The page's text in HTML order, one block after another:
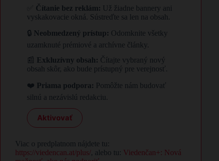
Čítanie bez reklám: Už žiadne bannery ani
vyskakovacie okná. Sústreďte sa len na obsah.
🔒 Neobmedzený prístup: Odomknite všetky
uzamknuté prémiové a archívne články.
📰 Exkluzívny obsah: Čítajte vybraný nový
obsah skôr, ako bude prístupný pre verejnosť.
❤️ Priama podpora: Pomôžte nám budovať
silnú a nezávislú redakciu.
Aktivovať
Viac o predplatnom nájdete tu:
https://viedencan.at/plus/, alebo tu: Viedenčan+: Nová